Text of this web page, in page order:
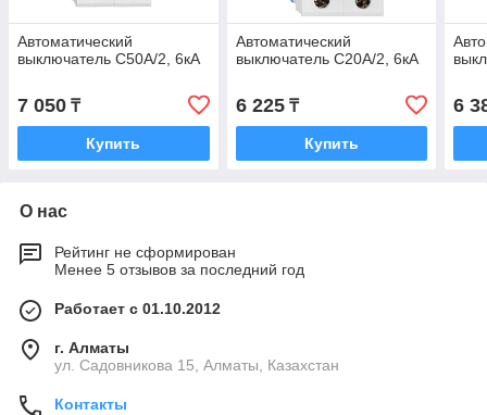
Автоматический
выключатель C50А/2, 6кА
7 050 ₸
Купить
Автоматический
выключатель C20А/2, 6кА
6 225₸
Купить
6
О нас
Рейтинг не сформирован
Менее 5 отзывов за последний год
Работает с 01.10.2012
г. Алматы
ул. Садовникова 15, Алматы, Казахстан
Контакты